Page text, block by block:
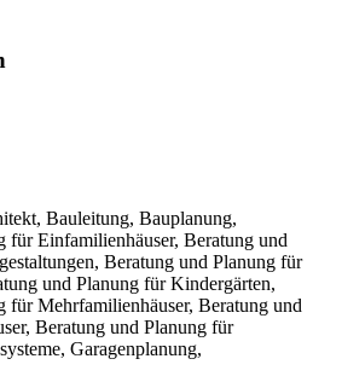
Bauleitung, Bauplanung,
für Einfamilienhäuser, Beratung und
Beratung und Planung für
und Planung für Kindergärten,
für Mehrfamilienhäuser, Beratung und
Beratung und Planung für
Garagenplanung,